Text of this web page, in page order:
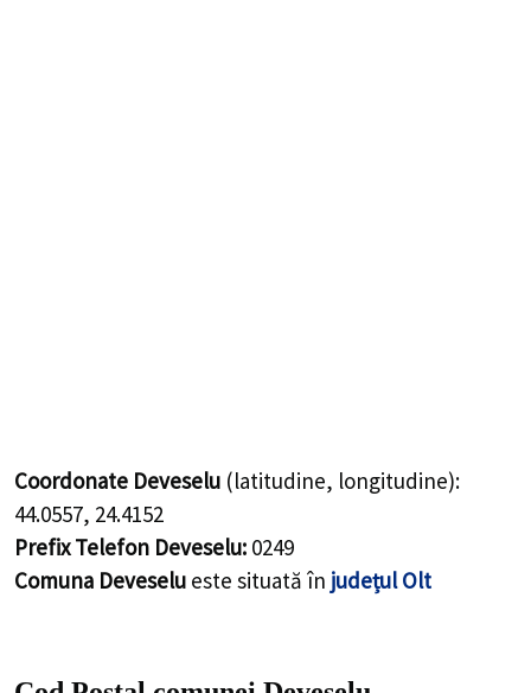
Coordonate Deveselu (latitudine, longitudine):
44.0557, 24.4152
Prefix Telefon Deveselu: 0249
Comuna Deveselu este situată în județul Olt